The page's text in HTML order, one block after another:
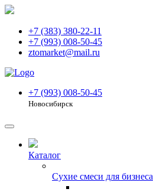
+7 (383) 380-22-11
+7 (993) 008-50-45
ztomarket@mail.ru
+7 (993) 008-50-45
Новосибирск
Каталог
Сухие смеси для бизнеса